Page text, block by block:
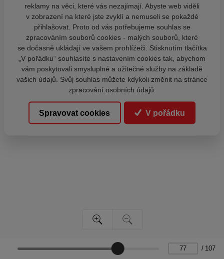
/ 107
reklamy na věci, které vás nezajímají. Abyste web viděli
v zobrazení na které jste zvyklí a nemuseli se pokaždé
přihlašovat. Proto od vás potřebujeme souhlas se
zpracováním souborů cookies - malých souborů, které
se dočasně ukládají ve vašem prohlížeči. Stisknutím tlačítka
„V pořádku“ souhlasíte s nastavením cookies tak, abychom
vám poskytovali smysluplné a užitečné služby na základě
vašich údajů. Svůj souhlas můžete kdykoli změnit na stránce
zpracování osobních údajů.
Spravovat cookies V pořádku